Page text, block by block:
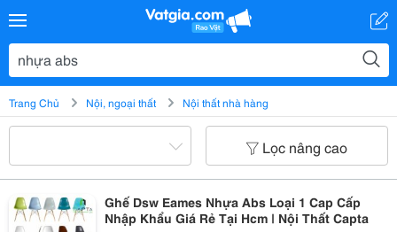
Trang Chủ Nội, ngoại thất Nội thất nhà hàng
Lọc nâng cao
Ghế Dsw Eames Nhựa Abs Loại 1 Cap Cấp
Nhập Khẩu Giá Rẻ Tại Hcm | Nội Thất Capta